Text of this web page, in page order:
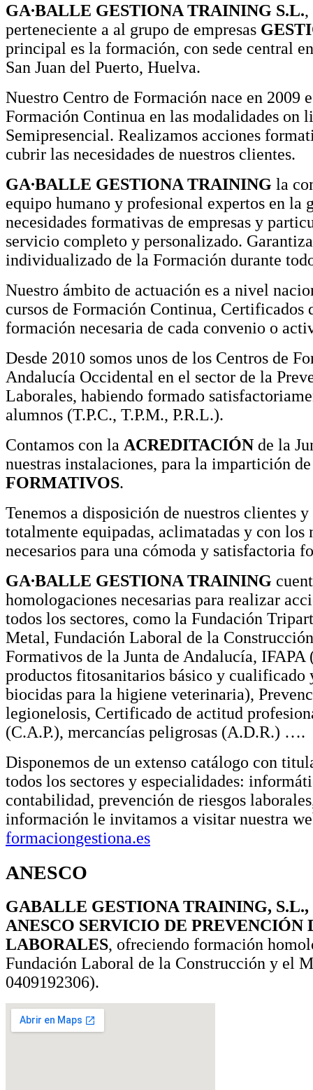
GA∙BALLE GESTIONA TRAINING S.L.,
perteneciente a al grupo de empresas
principal es la formación, con sede central
San Juan del Puerto, Huelva.
Nuestro Centro de Formación nace en 2009
Formación Continua en las modalidades on
Semipresencial. Realizamos acciones
cubrir las necesidades de nuestros clientes.
GA∙BALLE GESTIONA TRAINING la
equipo humano y profesional expertos en la
necesidades formativas de empresas y
servicio completo y personalizado.
individualizado de la Formación durante
Nuestro ámbito de actuación es a nivel
cursos de Formación Continua, Certificados
formación necesaria de cada convenio o
Desde 2010 somos unos de los Centros de
Andalucía Occidental en el sector de la
Laborales, habiendo formado
alumnos (T.P.C., T.P.M., P.R.L.).
Contamos con la ACREDITACIÓN de la
nuestras instalaciones, para la impartición
FORMATIVOS.
Tenemos a disposición de nuestros clientes
totalmente equipadas, aclimatadas y con
necesarios para una cómoda y satisfactoria
GA∙BALLE GESTIONA TRAINING
homologaciones necesarias para realizar
todos los sectores, como la Fundación
Metal, Fundación Laboral de la
Formativos de la Junta de Andalucía,
productos fitosanitarios básico y cualificado
biocidas para la higiene veterinaria),
legionelosis, Certificado de actitud
(C.A.P.), mercancías peligrosas (A.D.R.) ….
Disponemos de un extenso catálogo con
todos los sectores y especialidades:
contabilidad, prevención de riesgos
información le invitamos a visitar nuestra
formaciongestiona.es
ANESCO
GABALLE GESTIONA TRAINING, S.L.,
ANESCO SERVICIO DE PREVENCIÓN
LABORALES, ofreciendo formación
Fundación Laboral de la Construcción y el
0409192306).